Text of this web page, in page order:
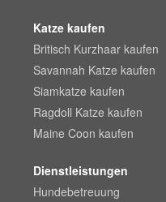
Katze kaufen
Britisch Kurzhaar kaufen
Savannah Katze kaufen
Siamkatze kaufen
Ragdoll Katze kaufen
Maine Coon kaufen
Dienstleistungen
Hundebetreuung